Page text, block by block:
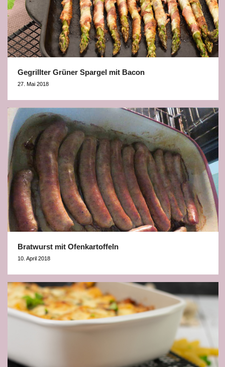
Gegrillter Grüner Spargel mit Bacon
27. Mai 2018
Bratwurst mit Ofenkartoffeln
10. April 2018